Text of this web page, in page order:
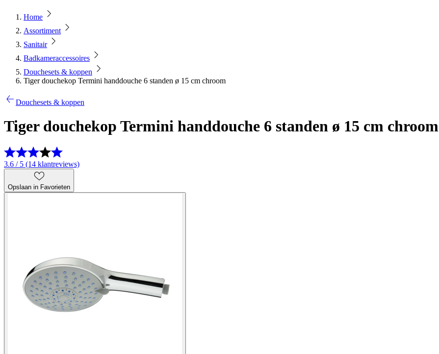
Home
Assortiment
Sanitair
Badkameraccessoires
Douchesets & koppen
Tiger douchekop Termini handdouche 6 standen ø 15 cm chroom
Douchesets & koppen
Tiger douchekop Termini handdouche 6 standen ø 15 cm chroom
3.6 / 5 (14 klantreviews)
Opslaan in Favorieten